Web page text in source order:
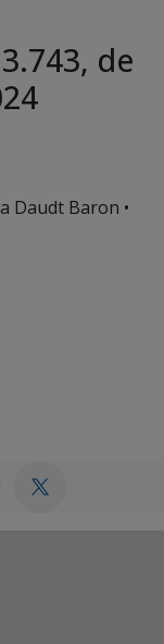
de
Daudt Baron •